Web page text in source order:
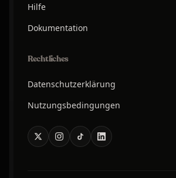
Hilfe
Dokumentation
Rechtliches
Datenschutzerklärung
Nutzungsbedingungen